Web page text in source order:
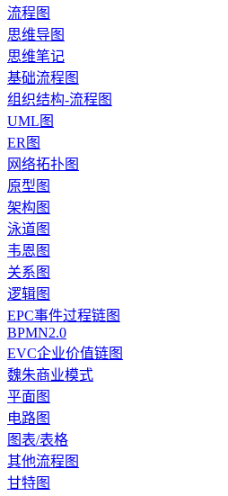
流程图
思维导图
思维笔记
基础流程图
组织结构-流程图
UML图
ER图
网络拓扑图
原型图
架构图
泳道图
韦恩图
关系图
逻辑图
EPC事件过程链图
BPMN2.0
EVC企业价值链图
魏朱商业模式
平面图
电路图
图表/表格
其他流程图
甘特图